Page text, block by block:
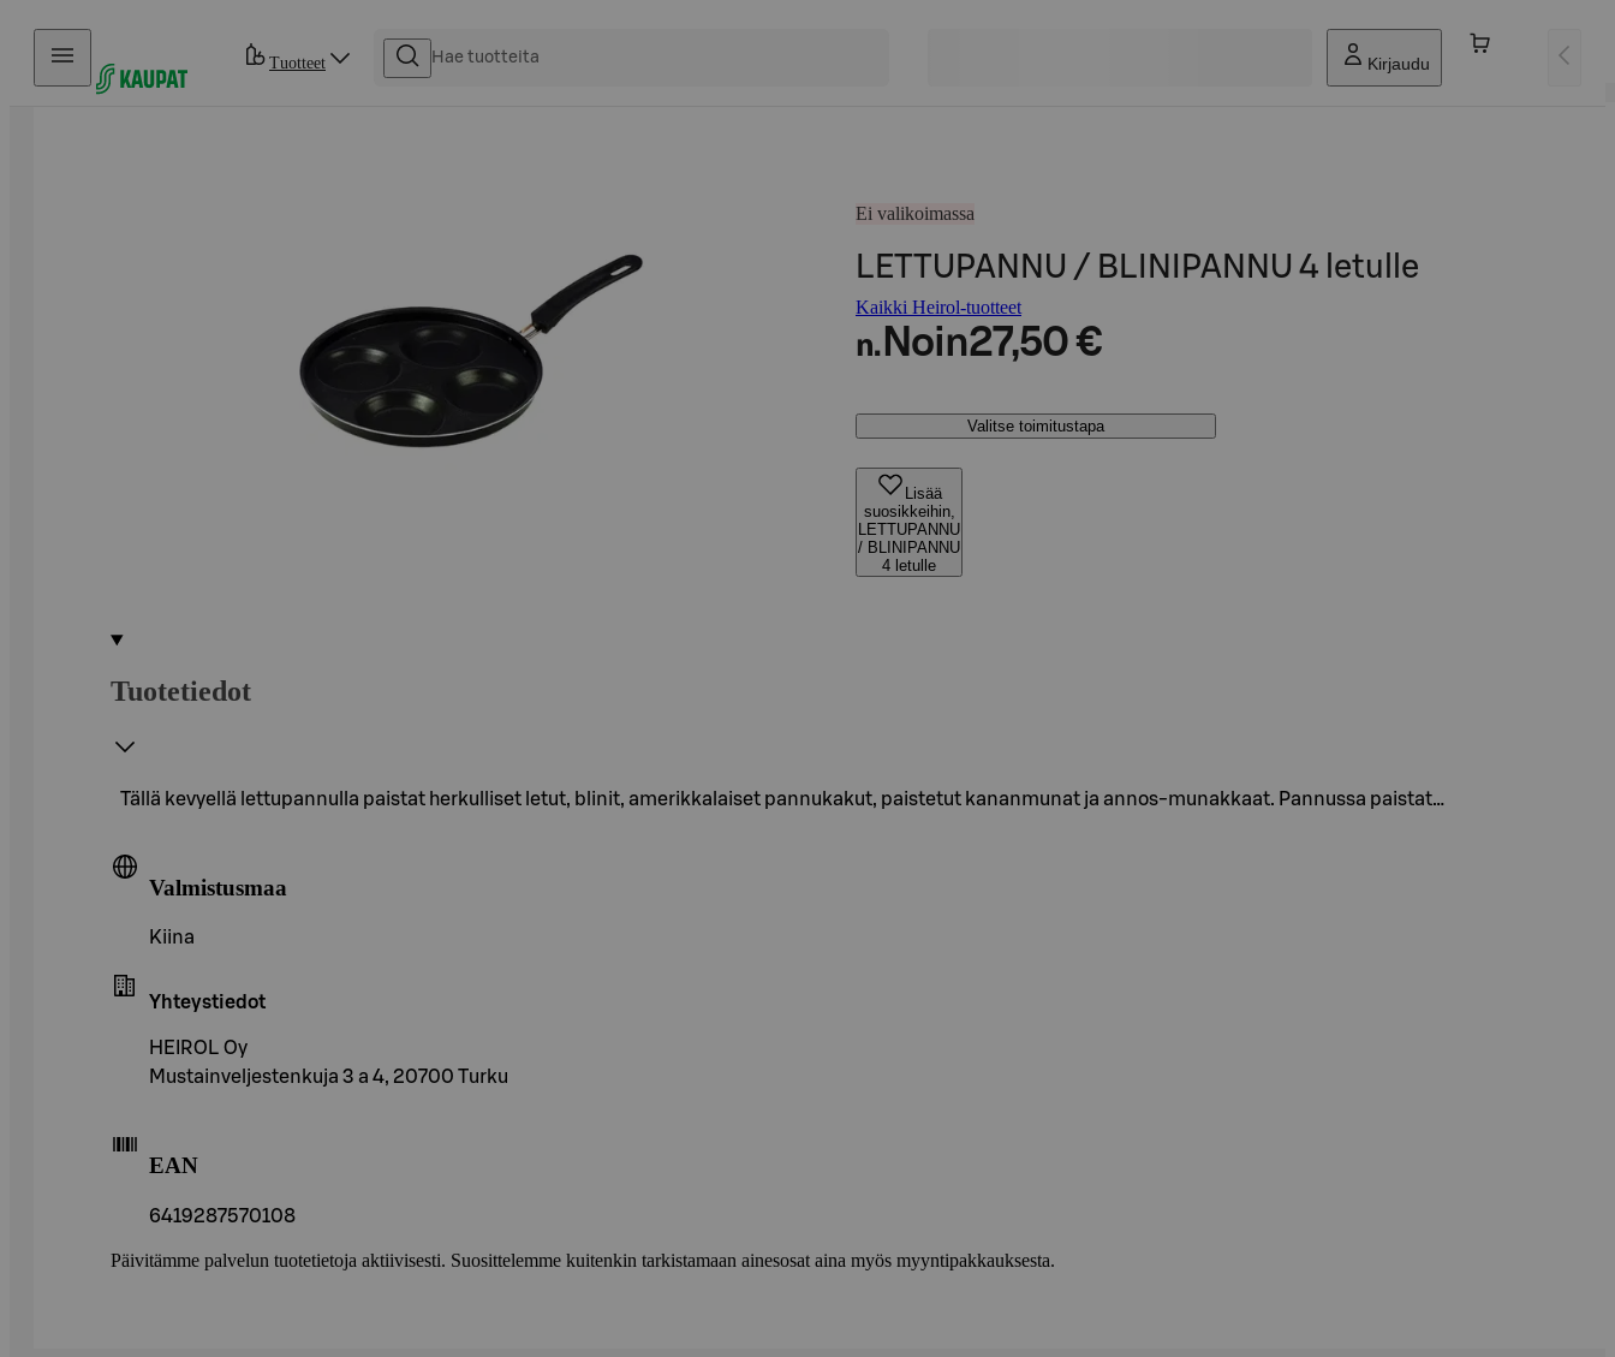
Hyppää sisältöön
Tuotteet Kirjaudu
Ei valikoimassa
LETTUPANNU / BLINIPANNU 4 letulle
Kaikki Heirol-tuotteet
n. Noin27,50 €
Valitse toimitustapa
Lisää
suosikkeihin,
LETTUPANNU
/ BLINIPANNU
4 letulle
Tuotetiedot
Tällä kevyellä lettupannulla paistat herkulliset letut, blinit, amerikkalaiset pannukakut, paistetut kananmunat ja annos-munakkaat. Pannussa paistat…
Valmistusmaa
Kiina
Yhteystiedot
HEIROL Oy
Mustainveljestenkuja 3 a 4, 20700 Turku
EAN
6419287570108
Päivitämme palvelun tuotetietoja aktiivisesti. Suosittelemme kuitenkin tarkistamaan ainesosat aina myös myyntipakkauksesta.